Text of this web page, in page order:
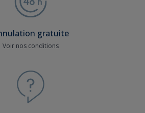
gratuite
Voir nos conditions